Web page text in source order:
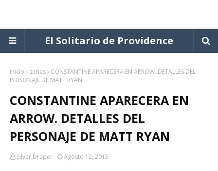
El Solitario de Providence
Inicio series
CONSTANTINE APARECERA EN ARROW. DETALLES DEL
PERSONAJE DE MATT RYAN
CONSTANTINE APARECERA EN
ARROW. DETALLES DEL
PERSONAJE DE MATT RYAN
Silver Draper Agosto 12, 2015